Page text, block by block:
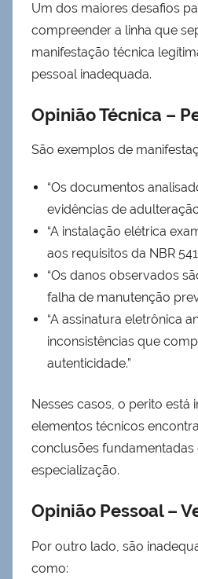
Um dos maiores desafios
compreender a linha que
manifestação técnica
pessoal inadequada.
Opinião Técnica –
São exemplos de
“Os documentos
evidências de
“A instalação elétrica
aos requisitos da NBR
“Os danos observados
falha de manutenção
“A assinatura eletrônica
inconsistências que
autenticidade.”
Nesses casos, o perito está
elementos técnicos
conclusões fundamentadas
especialização.
Opinião Pessoal –
Por outro lado, são
como: